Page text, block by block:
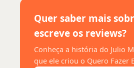
Quer saber mais
escreve os reviews?
Conheça a história do Julio
que ele criou o Quero Fazer